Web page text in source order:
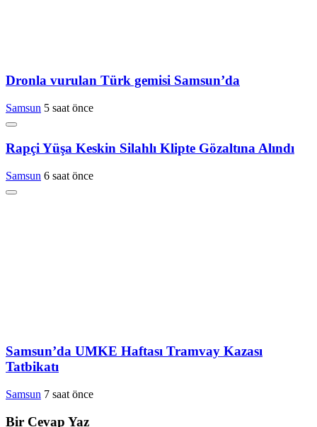
Dronla vurulan Türk gemisi Samsun’da
Samsun 5 saat önce
Rapçi Yüşa Keskin Silahlı Klipte Gözaltına Alındı
Samsun 6 saat önce
Samsun’da UMKE Haftası Tramvay Kazası
Tatbikatı
Samsun 7 saat önce
Bir Cevap Yaz